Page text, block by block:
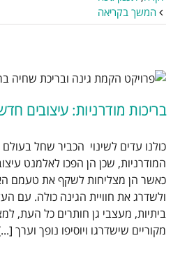
המשך בקריאה
בריכות מודרניות: עיצובים
כולנו עדים לשינוי הכביר שחל
המודרניות, שכן הן הפכו לאלמנט
כאשר הן מצליחות לשקף את טעמם
ולשדרג את חוויית הגינה כולה. עם
ביתיות, מעצבי גן חותרים כל העת,
מקוריים שישדרגו ויוסיפו נופך וערך